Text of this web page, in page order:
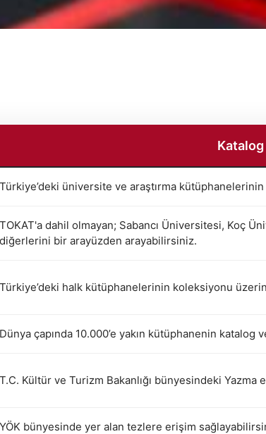
Türkiye’deki üniversite ve araştırma
TOKAT'a dahil olmayan; Sabancı Üniversitesi, Koç
diğerlerini bir arayüzden arayabilirsiniz.
Türkiye’deki halk kütüphanelerinin koleksiyonu
Dünya çapında 10.000’e yakın kütüphanenin katalog
T.C. Kültür ve Turizm Bakanlığı bünyesindeki
YÖK bünyesinde yer alan tezlere erişim